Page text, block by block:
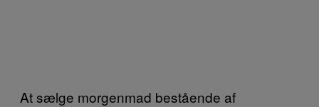
At sælge morgenmad bestående af